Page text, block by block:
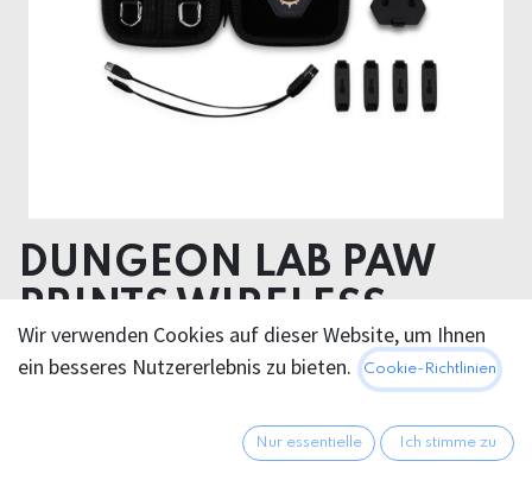
DUNGEON LAB PAW
PRINTS WIRELESS
BUTTONS
Wir verwenden Cookies auf dieser Website, um Ihnen
ein besseres Nutzererlebnis zu bieten.
Cookie-Richtlinien
Nur essentielle Ich stimme zu